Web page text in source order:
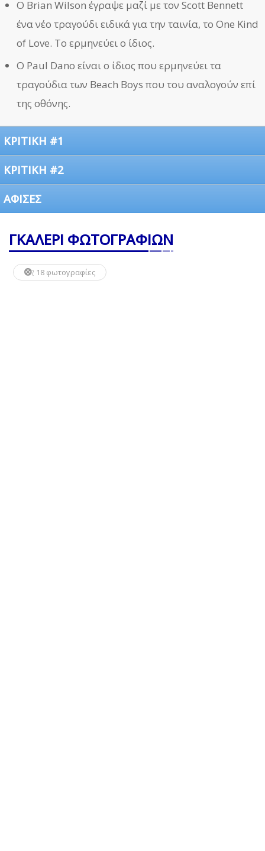
Ο Brian Wilson έγραψε μαζί με τον Scott Bennett
ένα νέο τραγούδι ειδικά για την ταινία, το One Kind
of Love. Το ερμηνεύει ο ίδιος.
Ο Paul Dano είναι ο ίδιος που ερμηνεύει τα
τραγούδια των Beach Boys που του αναλογούν επί
της οθόνης.
ΚΡΙΤΙΚΗ #1
ΚΡΙΤΙΚΗ #2
ΑΦΙΣΕΣ
ΓΚΑΛΕΡΙ ΦΩΤΟΓΡΑΦΙΩΝ
18 φωτογραφίες